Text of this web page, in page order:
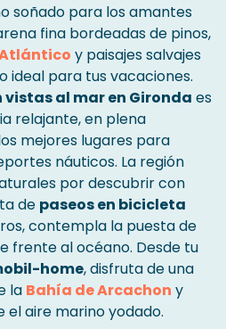
soñado para los amantes
fina bordeadas de pinos,
y paisajes salvajes
ideal para tus vacaciones.
al mar en Gironda es
relajante, en plena
mejores lugares para
náuticos. La región
por descubrir con
de paseos en bicicleta
contempla la puesta de
frente al océano. Desde tu
home, disfruta de una
la Bahía de Arcachon y
aire marino yodado.